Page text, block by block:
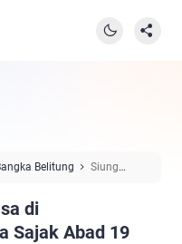
Belitung
Siung
di
Sajak Abad 19